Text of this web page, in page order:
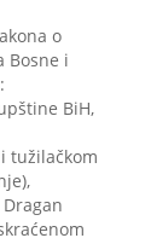
o
Bosne i
BiH,
tužilačkom